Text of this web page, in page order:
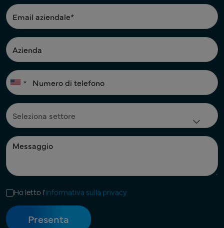
Ho letto l'informativa sulla privacy